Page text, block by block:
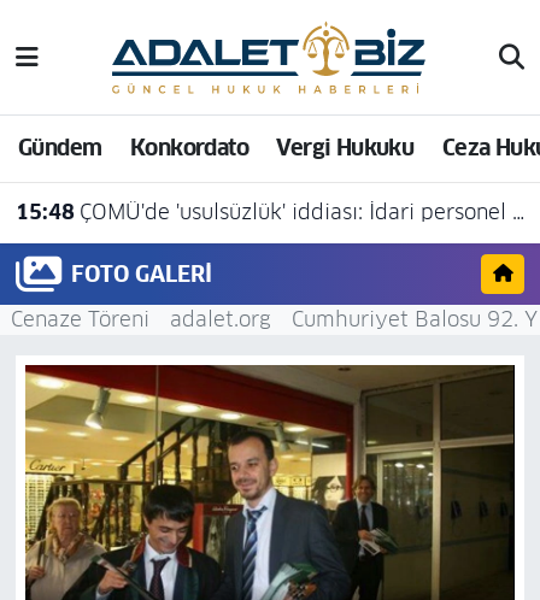
Gündem Konkordato Vergi Hukuku Ceza
15:48 ÇOMÜ'de 'usulsüzlük' iddiası: İdari personel açığa alındı
FOTO GALERI
Cenaze Töreni adalet.org Cumhuriyet Balosu 92.
Hava Durumu
Trafik Durumu
Süper Lig Puan Durumu ve Fikstür
Tüm Manşetler
Son Dakika Haberleri
Haber Arşivi